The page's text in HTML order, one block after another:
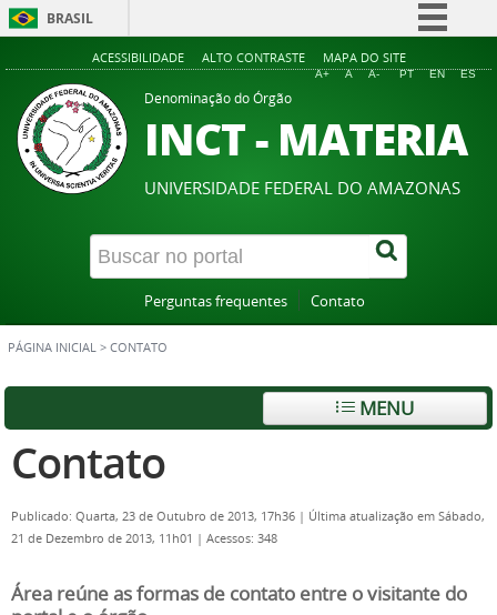
BRASIL
Simplifique!
Participe
Acesso à informação
Legislação
Canais
ACESSIBILIDADE ALTO CONTRASTE MAPA DO SITE
A+ A A- PT EN ES
Denominação do Órgão
INCT - MATERIA
UNIVERSIDADE FEDERAL DO AMAZONAS
Perguntas frequentes Contato
PÁGINA INICIAL > CONTATO
MENU
Contato
Publicado: Quarta, 23 de Outubro de 2013, 17h36 | Última atualização em Sábado,
21 de Dezembro de 2013, 11h01 | Acessos: 348
Área reúne as formas de contato entre o visitante do